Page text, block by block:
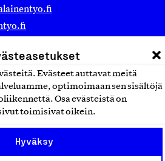
Evästeet auttavat meitä
optimoimaan sen sisältöjä
Osa evästeistä on
toimisivat oikein.
Hyväksy